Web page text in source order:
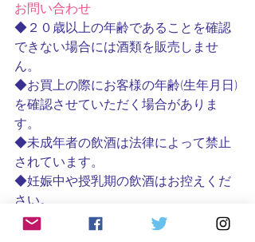
お問い合わせ
◆２０歳以上の年齢であることを確認
できない場合には酒類を販売しませ
ん。
◆お買上の際にお客様の年齢(生年月日)
を確認させていただく場合がありま
す。
◆未成年者の飲酒は法律によって禁止
されています。
◆妊娠中や授乳期の飲酒はお控えくだ
さい。
#日本酒白瀑山本